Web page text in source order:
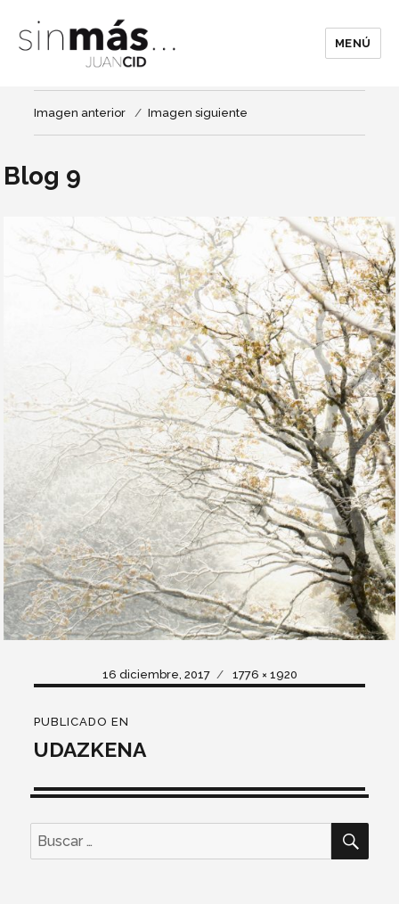
MENÚ
Imagen anterior Imagen siguiente
Blog 9
Publicado
el
16 diciembre, 2017
Tamaño
completo
1776 × 1920
de
entradas
PUBLICADO EN
UDAZKENA
Buscar
por: